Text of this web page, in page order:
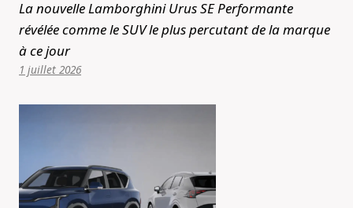
La nouvelle Lamborghini Urus SE Performante
révélée comme le SUV le plus percutant de la marque
à ce jour
1 juillet 2026